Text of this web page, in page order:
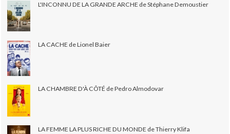
L'INCONNU DE LA GRANDE ARCHE de Stéphane Demoustier
LA CACHE de Lionel Baier
LA CHAMBRE D'À CÔTÉ de Pedro Almodovar
LA FEMME LA PLUS RICHE DU MONDE de Thierry Klifa